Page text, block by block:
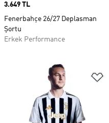
Price
3.649 TL
Fenerbahçe 26/27 Deplasman
Şortu
Erkek Performance